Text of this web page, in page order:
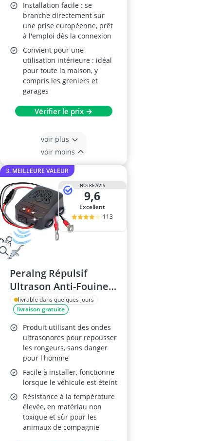
Installation facile : se
branche directement sur
une prise européenne, prêt
à l'emploi dès la connexion
Convient pour une
utilisation intérieure : idéal
pour toute la maison, y
compris les greniers et
garages
Vérifier le prix →
voir plus
voir moins
3. MEILLEURE VALEUR
NOTRE AVIS
9,6
Excellent
113
Peralng Répulsif
Ultrason Anti-Fouine
avec LED
livrable dans quelques jours
livraison gratuite
Produit utilisant des ondes
ultrasonores pour repousser
les rongeurs, sans danger
pour l'homme
Facile à installer, fonctionne
lorsque le véhicule est éteint
Résistance à la température
élevée, en matériau non
toxique et sûr pour les
animaux de compagnie